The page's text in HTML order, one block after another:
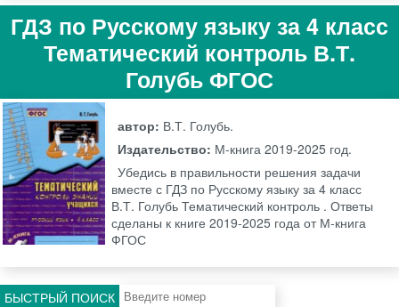
ГДЗ по Русскому языку за 4 класс
Тематический контроль В.Т.
Голубь ФГОС
автор: В.Т. Голубь.
Издательство: М-книга 2019-2025 год.
Убедись в правильности решения задачи
вместе с ГДЗ по Русскому языку за 4 класс
В.Т. Голубь Тематический контроль . Ответы
сделаны к книге 2019-2025 года от М-книга
ФГОС
БЫСТРЫЙ ПОИСК